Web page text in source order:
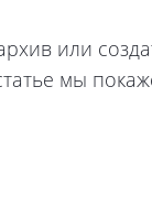
или
мы